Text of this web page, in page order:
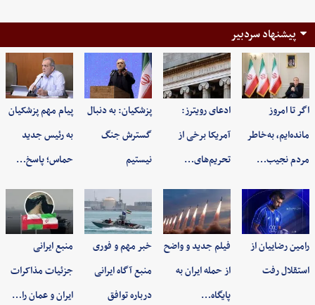
پیشنهاد سردبیر
اگر تا امروز
مانده‌ایم، به‌خاطر
مردم نجیب…
ادعای رویترز:
آمریکا برخی از
تحریم‌های…
پزشکیان: به‌ دنبال
گسترش جنگ
نیستیم
پیام مهم پزشکیان
به رئیس جدید
حماس؛ پاسخ…
رامین رضاییان از
استقلال رفت
فیلم جدید و واضح
از حمله ایران به
پایگاه…
خبر مهم و فوری
منبع آگاه ایرانی
درباره توافق
منبع ایرانی
جزئیات مذاکرات
ایران و عمان را…